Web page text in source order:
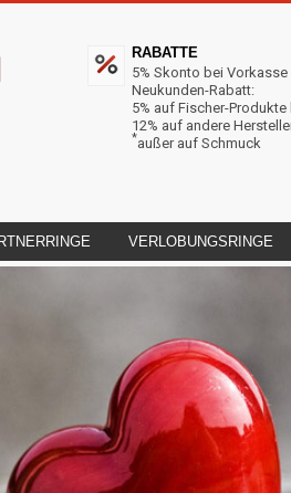
RABATTE
5% Skonto bei Vorkasse
Neukunden-Rabatt:
5% auf Fischer-Produkte
12% auf andere
*außer auf Schmuck
VERLOBUNGSRINGE